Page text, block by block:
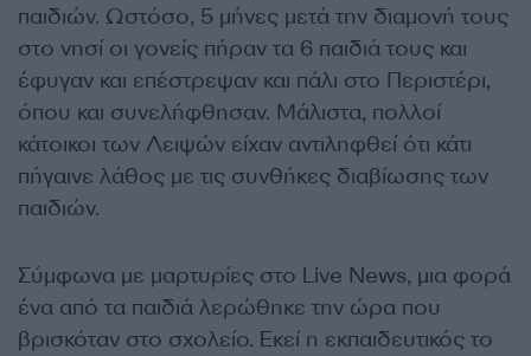
παιδιών. Ωστόσο, 5 μήνες μετά την διαμονή τους
στο νησί οι γονείς πήραν τα 6 παιδιά τους και
έφυγαν και επέστρεψαν και πάλι στο Περιστέρι,
όπου και συνελήφθησαν. Μάλιστα, πολλοί
κάτοικοι των Λειψών είχαν αντιληφθεί ότι κάτι
πήγαινε λάθος με τις συνθήκες διαβίωσης των
παιδιών.
Σύμφωνα με μαρτυρίες στο Live News, μια φορά
ένα από τα παιδιά λερώθηκε την ώρα που
βρισκόταν στο σχολείο. Εκεί η εκπαιδευτικός το